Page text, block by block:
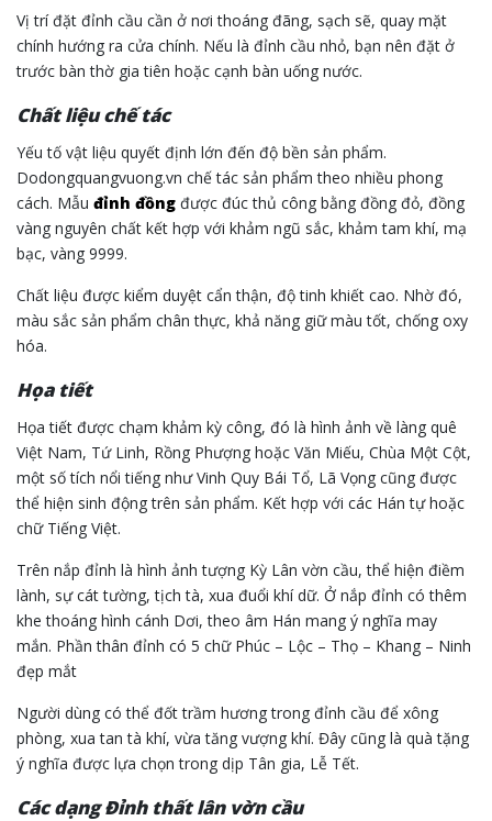
Vị trí đặt đỉnh cầu cần ở nơi thoáng đãng, sạch sẽ, quay mặt
chính hướng ra cửa chính. Nếu là đỉnh cầu nhỏ, bạn nên đặt ở
trước bàn thờ gia tiên hoặc cạnh bàn uống nước.
Chất liệu chế tác
Yếu tố vật liệu quyết định lớn đến độ bền sản phẩm.
Dodongquangvuong.vn chế tác sản phẩm theo nhiều phong
cách. Mẫu đỉnh đồng được đúc thủ công bằng đồng đỏ, đồng
vàng nguyên chất kết hợp với khảm ngũ sắc, khảm tam khí, mạ
bạc, vàng 9999.
Chất liệu được kiểm duyệt cẩn thận, độ tinh khiết cao. Nhờ đó,
màu sắc sản phẩm chân thực, khả năng giữ màu tốt, chống oxy
hóa.
Họa tiết
Họa tiết được chạm khảm kỳ công, đó là hình ảnh về làng quê
Việt Nam, Tứ Linh, Rồng Phượng hoặc Văn Miếu, Chùa Một Cột,
một số tích nổi tiếng như Vinh Quy Bái Tổ, Lã Vọng cũng được
thể hiện sinh động trên sản phẩm. Kết hợp với các Hán tự hoặc
chữ Tiếng Việt.
Trên nắp đỉnh là hình ảnh tượng Kỳ Lân vờn cầu, thể hiện điềm
lành, sự cát tường, tịch tà, xua đuổi khí dữ. Ở nắp đỉnh có thêm
khe thoáng hình cánh Dơi, theo âm Hán mang ý nghĩa may
mắn. Phần thân đỉnh có 5 chữ Phúc – Lộc – Thọ – Khang – Ninh
đẹp mắt
Người dùng có thể đốt trầm hương trong đỉnh cầu để xông
phòng, xua tan tà khí, vừa tăng vượng khí. Đây cũng là quà tặng
ý nghĩa được lựa chọn trong dịp Tân gia, Lễ Tết.
Các dạng Đỉnh thất lân vờn cầu